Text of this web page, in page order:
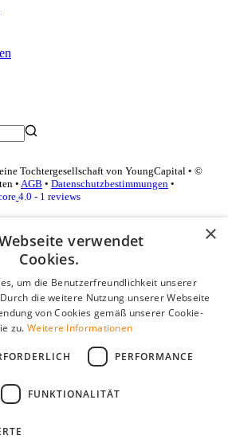
Tochtergesellschaft von YoungCapital • ©
• AGB • Datenschutzbestimmungen •
4.0 - 1 reviews
×
verwendet
Cookies.
um die Benutzerfreundlichkeit unserer
die weitere Nutzung unserer Webseite
von Cookies gemäß unserer Cookie-
zu. Weitere Informationen
PERFORMANCE
FUNKTIONALITÄT